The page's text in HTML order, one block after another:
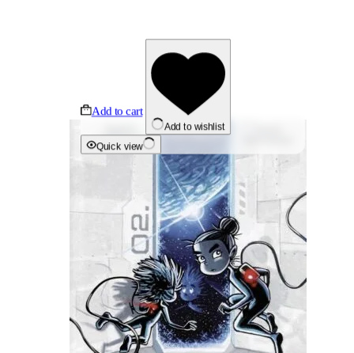
Add to cart
Add to wishlist
Quick view